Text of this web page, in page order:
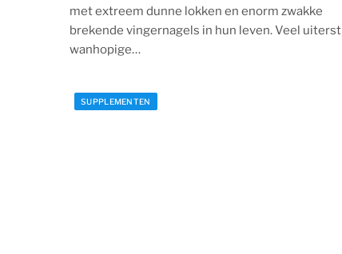
met extreem dunne lokken en enorm zwakke
brekende vingernagels in hun leven. Veel uiterst
wanhopige…
SUPPLEMENTEN